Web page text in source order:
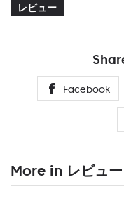
レビュー
Facebook
More in レビュー